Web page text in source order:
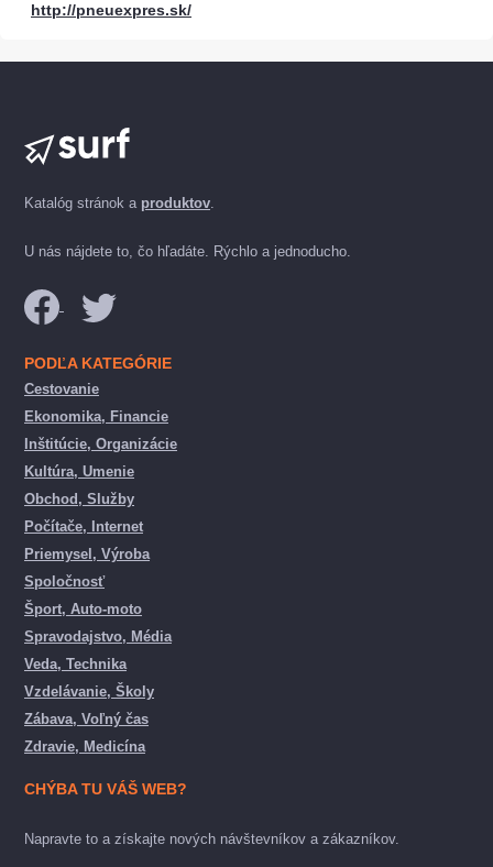
http://pneuexpres.sk/
Katalóg stránok a produktov.
U nás nájdete to, čo hľadáte. Rýchlo a jednoducho.
PODĽA KATEGÓRIE
Cestovanie
Ekonomika, Financie
Inštitúcie, Organizácie
Kultúra, Umenie
Obchod, Služby
Počítače, Internet
Priemysel, Výroba
Spoločnosť
Šport, Auto-moto
Spravodajstvo, Média
Veda, Technika
Vzdelávanie, Školy
Zábava, Voľný čas
Zdravie, Medicína
CHÝBA TU VÁŠ WEB?
Napravte to a získajte nových návštevníkov a zákazníkov.